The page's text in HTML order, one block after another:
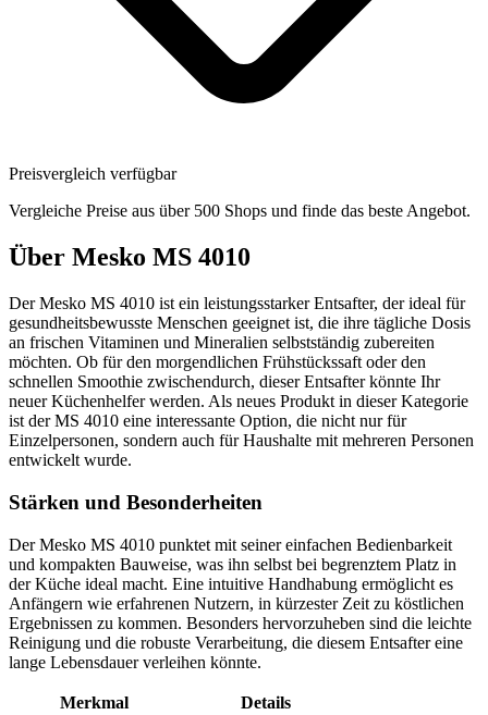
Preisvergleich verfügbar
Vergleiche Preise aus über 500 Shops und finde das beste Angebot.
Über Mesko MS 4010
Der Mesko MS 4010 ist ein leistungsstarker Entsafter, der ideal für
gesundheitsbewusste Menschen geeignet ist, die ihre tägliche Dosis
an frischen Vitaminen und Mineralien selbstständig zubereiten
möchten. Ob für den morgendlichen Frühstückssaft oder den
schnellen Smoothie zwischendurch, dieser Entsafter könnte Ihr
neuer Küchenhelfer werden. Als neues Produkt in dieser Kategorie
ist der MS 4010 eine interessante Option, die nicht nur für
Einzelpersonen, sondern auch für Haushalte mit mehreren Personen
entwickelt wurde.
Stärken und Besonderheiten
Der Mesko MS 4010 punktet mit seiner einfachen Bedienbarkeit
und kompakten Bauweise, was ihn selbst bei begrenztem Platz in
der Küche ideal macht. Eine intuitive Handhabung ermöglicht es
Anfängern wie erfahrenen Nutzern, in kürzester Zeit zu köstlichen
Ergebnissen zu kommen. Besonders hervorzuheben sind die leichte
Reinigung und die robuste Verarbeitung, die diesem Entsafter eine
lange Lebensdauer verleihen könnte.
Merkmal
Details